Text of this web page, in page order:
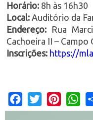
Horário: 8h às 16h30
Local: Auditório da
Endereço: Rua
Cachoeira II – Campo
Inscrições: https://
Facebook
Twitter Pinterest